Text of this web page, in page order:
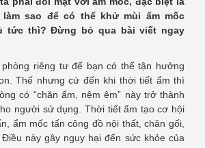
làm sao để có thể khử mùi ẩm mốc
tức thì? Đừng bỏ qua bài viết ngay
riêng tư để bạn có thể tận hưởng
Thế nhưng cứ đến khi thời tiết ẩm thì
có “chăn ấm, nệm êm” này trở thành
người sử dụng. Thời tiết ẩm tạo cơ hội
ẩm mốc tấn công đồ nội thất, chăn gối,
này gây nguy hại đến sức khỏe của